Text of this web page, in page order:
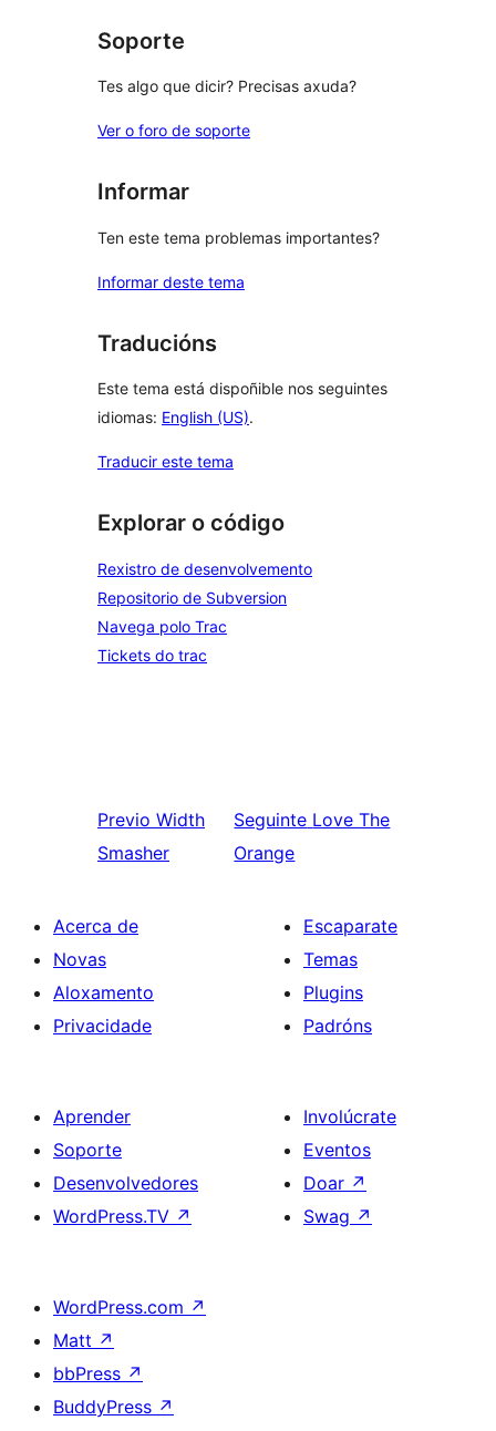
Soporte
Tes algo que dicir? Precisas axuda?
Ver o foro de soporte
Informar
Ten este tema problemas importantes?
Informar deste tema
Traducións
Este tema está dispoñible nos seguintes
idiomas: English (US).
Traducir este tema
Explorar o código
Rexistro de desenvolvemento
Repositorio de Subversion
Navega polo Trac
Tickets do trac
Previo Width
Smasher
Seguinte Love The
Orange
Acerca de
Novas
Aloxamento
Privacidade
Escaparate
Temas
Plugins
Padróns
Aprender
Soporte
Desenvolvedores
WordPress.TV ↗
Involúcrate
Eventos
Doar ↗
Swag ↗
WordPress.com ↗
Matt ↗
bbPress ↗
BuddyPress ↗